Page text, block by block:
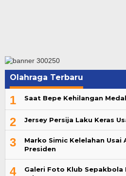
Olahraga Terbaru
1 Saat Bepe Kehilangan
2 Jersey Persija Laku Keras
3
Marko Simic Kelelahan Usai
Presiden
4
Galeri Foto Klub Sepakbola